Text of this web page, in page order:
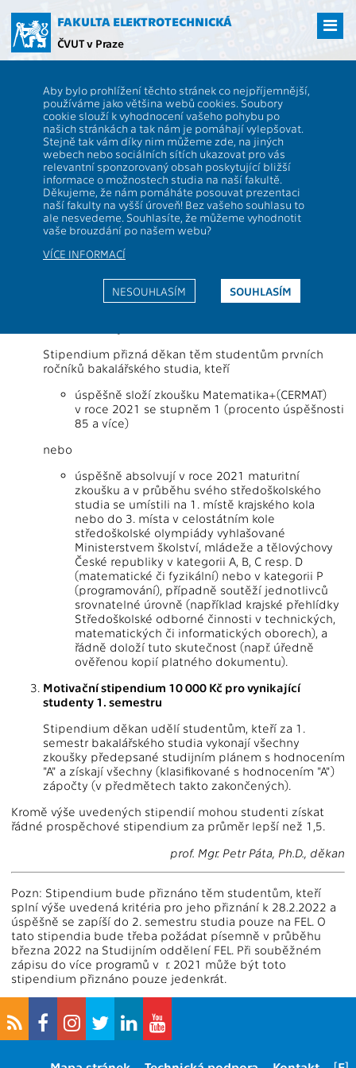
hlavní
obsah
FAKULTA ELEKTROTECHNICKÁ
ČVUT v Praze
Aby bylo prohlížení těchto stránek co nejpříjemnější,
používáme jako většina webů cookies. Soubory
cookie slouží k vyhodnocení vašeho pohybu po
našich stránkách a tak nám je pomáhají vylepšovat.
Stejně tak vám díky nim můžeme zde, na jiných
webech nebo sociálních sítích ukazovat pro vás
relevantní sponzorovaný obsah poskytující bližší
informace o možnostech studia na naší fakultě.
Děkujeme, že nám pomáháte posouvat prezentaci
naší fakulty na vyšší úroveň! Bez vašeho souhlasu to
ale nesvedeme. Souhlasíte, že můžeme vyhodnotit
vaše brouzdání po našem webu?
VÍCE INFORMACÍ
SOUHLASÍM
NESOUHLASÍM
nejlepších uchazečů ze středních škol, akademický rok 2021/2022
Mimořádná motivační stipendia
na podporu nejlepších uchazečů
ze středních škol, akademický rok
2021/2022
Motivační stipendium 2 000 Kč pro nejúspěšnější
uchazeče z přijímacích testů
získají z přijímacích testů nejvíce bodů.
Stipendium přizná děkan těm studentům prvních
ročníků bakalářského studia, kteří
úspěšně složí zkoušku Matematika+(CERMAT)
v roce 2021 se stupněm 1 (procento úspěšnosti
85 a více)
nebo
úspěšně absolvují v roce 2021 maturitní
zkoušku a v průběhu svého středoškolského
studia se umístili na 1. místě krajského kola
nebo do 3. místa v celostátním kole
středoškolské olympiády vyhlašované
Ministerstvem školství, mládeže a tělovýchovy
České republiky v kategorii A, B, C resp. D
(matematické či fyzikální) nebo v kategorii P
(programování), případně soutěží jednotlivců
srovnatelné úrovně (například krajské přehlídky
Středoškolské odborné činnosti v technických,
matematických či informatických oborech), a
řádně doloží tuto skutečnost (např. úředně
ověřenou kopií platného dokumentu).
Motivační stipendium 10 000 Kč pro vynikající
studenty 1. semestru
Stipendium děkan udělí studentům, kteří za 1.
semestr bakalářského studia vykonají všechny
zkoušky předepsané studijním plánem s hodnocením
"A" a získají všechny (klasifikované s hodnocením "A")
zápočty (v předmětech takto zakončených).
Kromě výše uvedených stipendií mohou studenti získat
řádné prospěchové stipendium za průměr lepší než 1,5.
prof. Mgr. Petr Páta, Ph.D., děkan
Pozn: Stipendium bude přiznáno těm studentům, kteří
splní výše uvedená kritéria pro jeho přiznání k 28.2.2022 a
úspěšně se zapíší do 2. semestru studia pouze na FEL. O
tato stipendia bude třeba požádat písemně v průběhu
března 2022 na Studijním oddělení FEL. Při souběžném
zápisu do více programů v r. 2021 může být toto
stipendium přiznáno pouze jedenkrát.